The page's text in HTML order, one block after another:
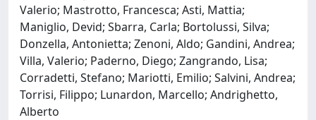
Valerio; Mastrotto, Francesca; Asti, Mattia;
Maniglio, Devid; Sbarra, Carla; Bortolussi, Silva;
Donzella, Antonietta; Zenoni, Aldo; Gandini, Andrea;
Villa, Valerio; Paderno, Diego; Zangrando, Lisa;
Corradetti, Stefano; Mariotti, Emilio; Salvini, Andrea;
Torrisi, Filippo; Lunardon, Marcello; Andrighetto,
Alberto